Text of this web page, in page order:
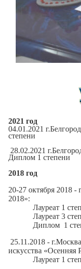
2021 год
04.01.2021
степени
28.02.2021
Диплом 1 степени
2018 год
20-27 октября 2018
2018»:
Лауреат 1
Лауреат 3
Диплом 1
25.11.2018 -
искусства «Осенняя
Лауреат 1